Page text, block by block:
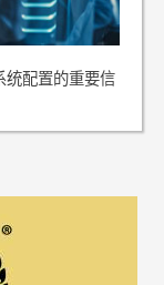
统配置的重要信